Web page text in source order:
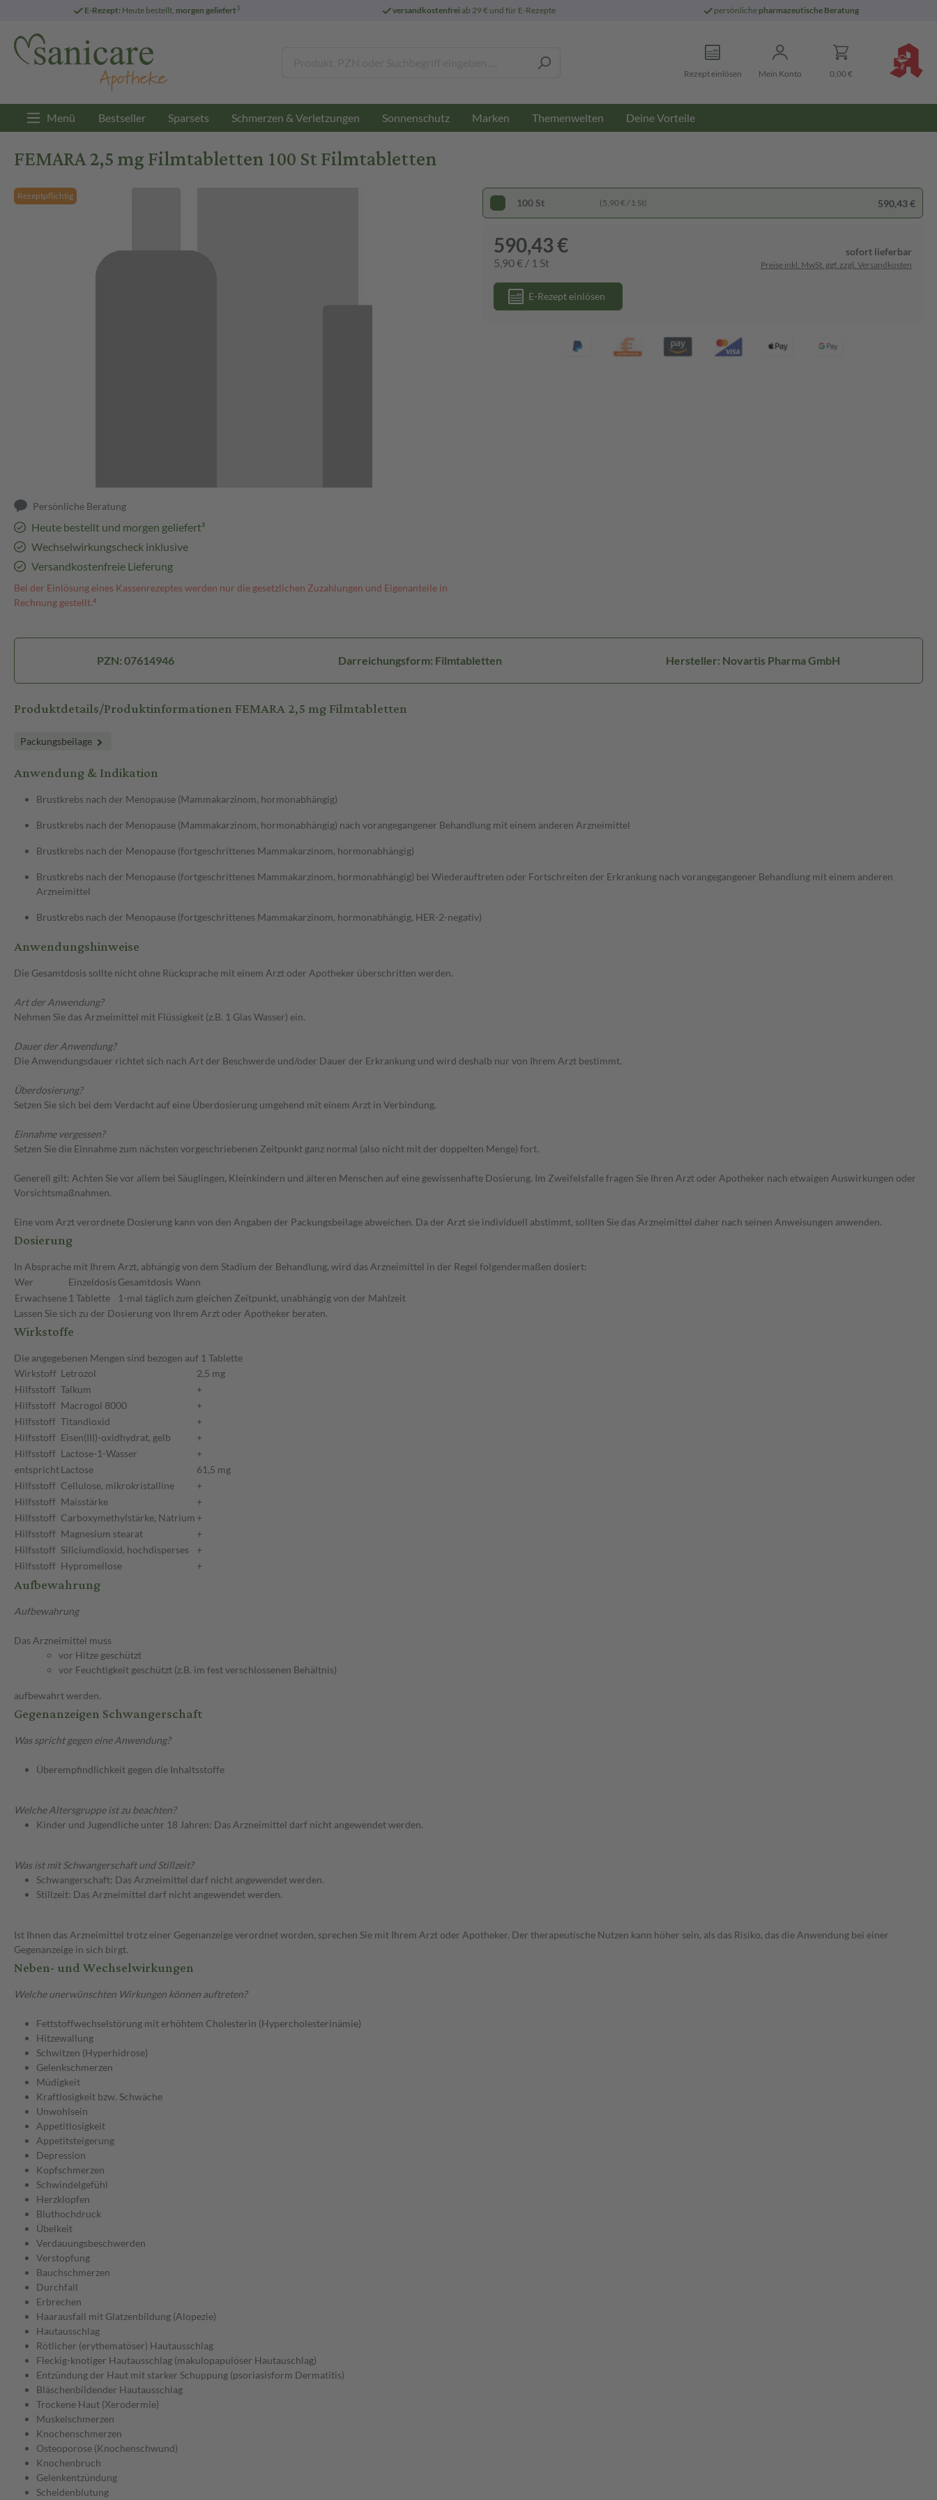
E-Rezept: Heute bestellt, morgen geliefert3 versandkostenfreiab 29 € und für E-Rezepte persönliche pharmazeutische Beratung
Rezept einlösen Mein Konto 0,00 €
Menü Bestseller Sparsets Schmerzen & Verletzungen Sonnenschutz Marken Themenwelten Deine Vorteile
FEMARA 2,5 mg Filmtabletten 100 St Filmtabletten
Rezeptpflichtig
Persönliche Beratung
Heute bestellt und morgen geliefert³
Wechselwirkungscheck inklusive
Versandkostenfreie Lieferung
Bei der Einlösung eines Kassenrezeptes werden nur die gesetzlichen Zuzahlungen und Eigenanteile in
Rechnung gestellt.⁴
100 St (5,90 € / 1 St) 590,43 €
590,43 €
5,90 € / 1 St
sofort lieferbar
Preise inkl. MwSt. ggf. zzgl. Versandkosten
E-Rezept einlösen
PZN: 07614946 Darreichungsform: Filmtabletten Hersteller: Novartis Pharma GmbH
Produktdetails/Produktinformationen FEMARA 2,5 mg Filmtabletten
Packungsbeilage
Anwendung & Indikation
Brustkrebs nach der Menopause (Mammakarzinom, hormonabhängig)
Brustkrebs nach der Menopause (Mammakarzinom, hormonabhängig) nach vorangegangener Behandlung mit einem anderen Arzneimittel
Brustkrebs nach der Menopause (fortgeschrittenes Mammakarzinom, hormonabhängig)
Brustkrebs nach der Menopause (fortgeschrittenes Mammakarzinom, hormonabhängig) bei Wiederauftreten oder Fortschreiten der Erkrankung nach vorangegangener Behandlung mit einem anderen
Arzneimittel
Brustkrebs nach der Menopause (fortgeschrittenes Mammakarzinom, hormonabhängig, HER-2-negativ)
Anwendungshinweise
Die Gesamtdosis sollte nicht ohne Rücksprache mit einem Arzt oder Apotheker überschritten werden.
Art der Anwendung?
Nehmen Sie das Arzneimittel mit Flüssigkeit (z.B. 1 Glas Wasser) ein.
Dauer der Anwendung?
Die Anwendungsdauer richtet sich nach Art der Beschwerde und/oder Dauer der Erkrankung und wird deshalb nur von Ihrem Arzt bestimmt.
Überdosierung?
Setzen Sie sich bei dem Verdacht auf eine Überdosierung umgehend mit einem Arzt in Verbindung.
Einnahme vergessen?
Setzen Sie die Einnahme zum nächsten vorgeschriebenen Zeitpunkt ganz normal (also nicht mit der doppelten Menge) fort.
Generell gilt: Achten Sie vor allem bei Säuglingen, Kleinkindern und älteren Menschen auf eine gewissenhafte Dosierung. Im Zweifelsfalle fragen Sie Ihren Arzt oder Apotheker nach etwaigen Auswirkungen oder
Vorsichtsmaßnahmen.
Eine vom Arzt verordnete Dosierung kann von den Angaben der Packungsbeilage abweichen. Da der Arzt sie individuell abstimmt, sollten Sie das Arzneimittel daher nach seinen Anweisungen anwenden.
Dosierung
In Absprache mit Ihrem Arzt, abhängig von dem Stadium der Behandlung, wird das Arzneimittel in der Regel folgendermaßen dosiert:
Wer
Einzeldosis Gesamtdosis Wann
Erwachsene 1 Tablette 1-mal täglich zum gleichen Zeitpunkt, unabhängig von der Mahlzeit
Lassen Sie sich zu der Dosierung von Ihrem Arzt oder Apotheker beraten.
Wirkstoffe
Die angegebenen Mengen sind bezogen auf 1 Tablette
Wirkstoff Letrozol
2,5 mg
Hilfsstoff Talkum
+
Hilfsstoff Macrogol 8000
+
Hilfsstoff Titandioxid
+
Hilfsstoff Eisen(III)-oxidhydrat, gelb
+
Hilfsstoff Lactose-1-Wasser
+
entsprichtLactose
61,5 mg
Hilfsstoff Cellulose, mikrokristalline
+
Hilfsstoff Maisstärke
+
Hilfsstoff Carboxymethylstärke, Natrium +
Hilfsstoff Magnesium stearat
+
Hilfsstoff Siliciumdioxid, hochdisperses
+
Hilfsstoff Hypromellose +
Aufbewahrung
Aufbewahrung
Das Arzneimittel muss
vor Hitze geschützt
vor Feuchtigkeit geschützt (z.B. im fest verschlossenen Behältnis)
aufbewahrt werden.
Gegenanzeigen Schwangerschaft
Was spricht gegen eine Anwendung?
Überempfindlichkeit gegen die Inhaltsstoffe
Welche Altersgruppe ist zu beachten?
Kinder und Jugendliche unter 18 Jahren: Das Arzneimittel darf nicht angewendet werden.
Was ist mit Schwangerschaft und Stillzeit?
Schwangerschaft: Das Arzneimittel darf nicht angewendet werden.
Stillzeit: Das Arzneimittel darf nicht angewendet werden.
Ist Ihnen das Arzneimittel trotz einer Gegenanzeige verordnet worden, sprechen Sie mit Ihrem Arzt oder Apotheker. Der therapeutische Nutzen kann höher sein, als das Risiko, das die Anwendung bei einer
Gegenanzeige in sich birgt.
Neben- und Wechselwirkungen
Welche unerwünschten Wirkungen können auftreten?
Fettstoffwechselstörung mit erhöhtem Cholesterin (Hypercholesterinämie)
Hitzewallung
Schwitzen (Hyperhidrose)
Gelenkschmerzen
Müdigkeit
Kraftlosigkeit bzw. Schwäche
Unwohlsein
Appetitlosigkeit
Appetitsteigerung
Depression
Kopfschmerzen
Schwindelgefühl
Herzklopfen
Bluthochdruck
Übelkeit
Verdauungsbeschwerden
Verstopfung
Bauchschmerzen
Durchfall
Erbrechen
Haarausfall mit Glatzenbildung (Alopezie)
Hautausschlag
Rötlicher (erythematöser) Hautausschlag
Fleckig-knotiger Hautausschlag (makulopapulöser Hautauschlag)
Entzündung der Haut mit starker Schuppung (psoriasisform Dermatitis)
Bläschenbildender Hautausschlag
Trockene Haut (Xerodermie)
Muskelschmerzen
Knochenschmerzen
Osteoporose (Knochenschwund)
Knochenbruch
Gelenkentzündung
Scheidenblutung